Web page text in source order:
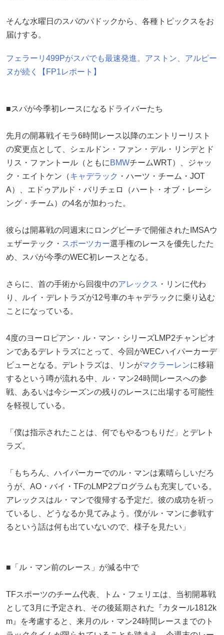
そんな水曜日のスパのパドックから、各種トピックスをお
届けする。
フェラーリ499Pがスパでも最速発進。アストン、アルピー
ヌが続く【FP1レポート】
■スパが今季初レースになるドライバーたち
先月の開幕戦イモラ6時間レース以降のエントリーリスト
の変更点として、シェルドン・ファン・デル・リンデとド
リス・ファントール（ともに BMWチームWRT）、ジャッ
ク・エイトケン（キャデラック ・ハーツ・チーム・JOT
A）、エドゥアルド・バリチェロ（ハート・オブ・レーシ
ング・チーム）の4名が加わった。
彼らは開幕戦の同週末にロングビーチで開催されたIMSAウ
ェザーテック・ スポーツカー選手権のレースを優先したた
め、スパが今季のWEC初レースとなる。
さらに、首の手術から回復中のアレックス ・リンに代わ
り、ルイ・デレトラズが12号車のキャデラックに乗り込む
ことになっている。
4度のヨーロピアン・ル・マン・シリーズLMP2チャンピオ
ンであるデレトラズにとって、今回がWECハイパーカーデ
ビューとなる。デレトラズは、リンがマクラーレンに移籍
するという噂が流れる中、ル・マン24時間レースへの参
戦、あるいは今シーズンの残りのレースに出場する可能性
を軽視している。
「僕は指示されたことは、何でもやるつもりだ」とデレト
ラズ。
「もちろん、ハイパーカーでのル・マンは素晴らしいだろ
うが、AO・バイ・TFのLMP2プログラムも充実している。
アレックスはル・マンで復帰する予定だ。彼の成功を祈っ
ているし、どうなるか見てみよう。僕がル・マンに参戦す
るという話は何も出ていないので、様子を見たい」
■「ル・マン前のレース」が減る中で
TFスポーツのチーム代表、トム・フェリエは、当初開幕戦
として3月に予定され、その後延期された『カタール1812k
m』を考慮すると、来月のル・マン24時間レースまでのト